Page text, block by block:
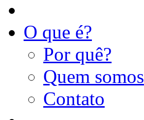
O que é?
Por quê?
Quem somos
Contato